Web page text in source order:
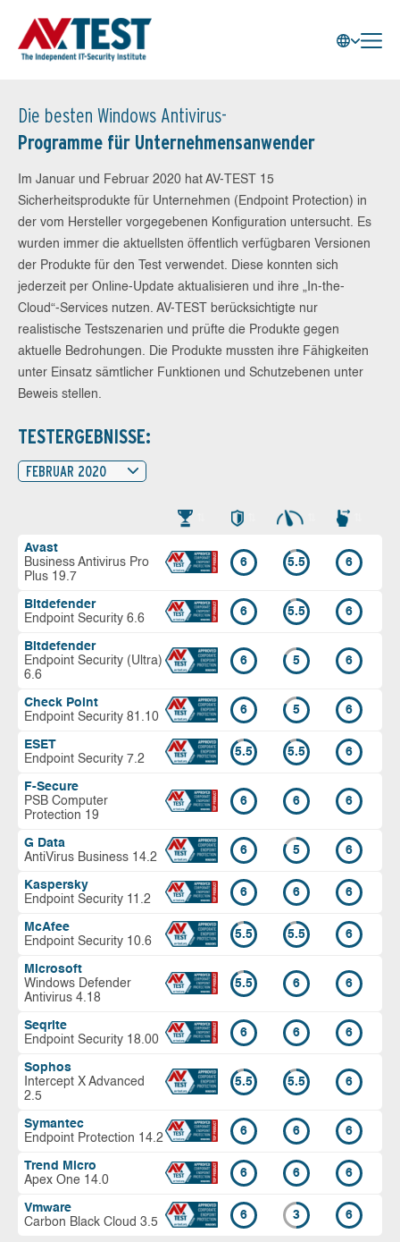
Die besten Windows Antivirus-
Programme für Unternehmensanwender
Im Januar und Februar 2020 hat AV-TEST 15
Sicherheitsprodukte für Unternehmen (Endpoint Protection) in
der vom Hersteller vorgegebenen Konfiguration untersucht. Es
wurden immer die aktuellsten öffentlich verfügbaren Versionen
der Produkte für den Test verwendet. Diese konnten sich
jederzeit per Online-Update aktualisieren und ihre „In-the-
Cloud“-Services nutzen. AV-TEST berücksichtigte nur
realistische Testszenarien und prüfte die Produkte gegen
aktuelle Bedrohungen. Die Produkte mussten ihre Fähigkeiten
unter Einsatz sämtlicher Funktionen und Schutzebenen unter
Beweis stellen.
TESTERGEBNISSE:
FEBRUAR 2020
Avast
Business Antivirus Pro
Plus 19.7
6 5.5 6
Bitdefender
Endpoint Security 6.6
6 5.5 6
Bitdefender
Endpoint Security (Ultra)
6.6
6 5 6
Check Point
Endpoint Security 81.10
6 5 6
ESET
Endpoint Security 7.2
5.5 5.5 6
F-Secure
PSB Computer
Protection 19
6 6 6
G Data
AntiVirus Business 14.2
6 5 6
Kaspersky
Endpoint Security 11.2
6 6 6
McAfee
Endpoint Security 10.6
5.5 5.5 6
Microsoft
Windows Defender
Antivirus 4.18
5.5 6 6
Seqrite
Endpoint Security 18.00
6 6 6
Sophos
Intercept X Advanced
2.5
5.5 5.5 6
Symantec
Endpoint Protection 14.2
6 6 6
Trend Micro
Apex One 14.0
6 6 6
Vmware
Carbon Black Cloud 3.5
6 3 6